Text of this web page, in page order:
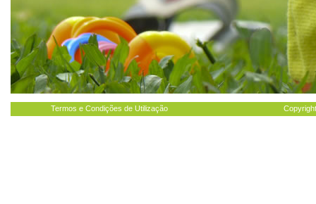
Termos e Condições de Utilização